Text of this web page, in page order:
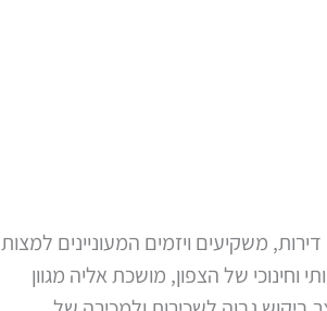
משקיעים ויזמים המעוניינים למצות
של הצפון, מושכת אליה מגוון